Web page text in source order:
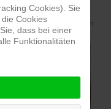
informative
haben wir für Sie einen
Cookies). Sie
Cookies
dass bei einer
Funktionalitäten